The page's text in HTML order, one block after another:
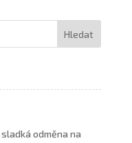
odměna na